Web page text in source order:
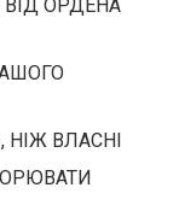
ОРДЕНА
ВЛАСНІ